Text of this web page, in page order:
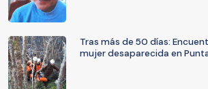
Tras más de 50 días:
mujer desaparecida en